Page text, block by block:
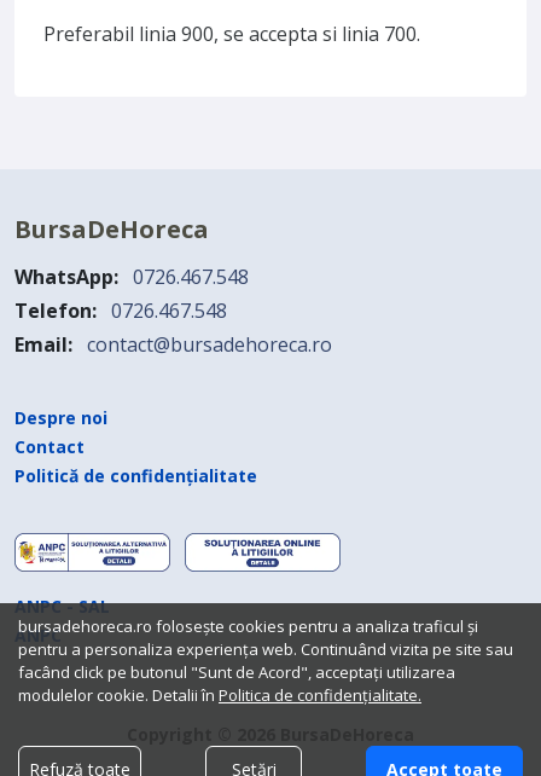
Preferabil linia 900, se accepta si linia 700.
bursadehoreca.ro folosește cookies pentru a analiza traficul și
pentru a personaliza experiența web. Continuând vizita pe site sau
facând click pe butonul "Sunt de Acord", acceptați utilizarea
modulelor cookie. Detalii în Politica de confidențialitate.
Refuză toate Setări Accept toate
BursaDeHoreca
WhatsApp: 0726.467.548
Telefon: 0726.467.548
Email: contact@bursadehoreca.ro
Despre noi
Contact
Politică de confidențialitate
ANPC - SAL
ANPC